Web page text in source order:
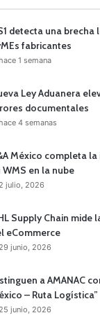
detecta una
fabricantes
1 semana
Ley Aduanera
documentales
4 semanas
México completa
WMS en la nube
2 julio, 2026
Supply Chain mide
eCommerce
29 junio, 2026
a AMANAC
– Ruta Logística”
25 junio, 2026